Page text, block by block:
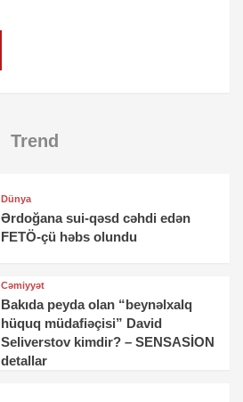
Trend
Dünya
Ərdoğana sui-qəsd cəhdi edən
FETÖ-çü həbs olundu
Cəmiyyət
Bakıda peyda olan “beynəlxalq
hüquq müdafiəçisi” David
Seliverstov kimdir? – SENSASİON
detallar